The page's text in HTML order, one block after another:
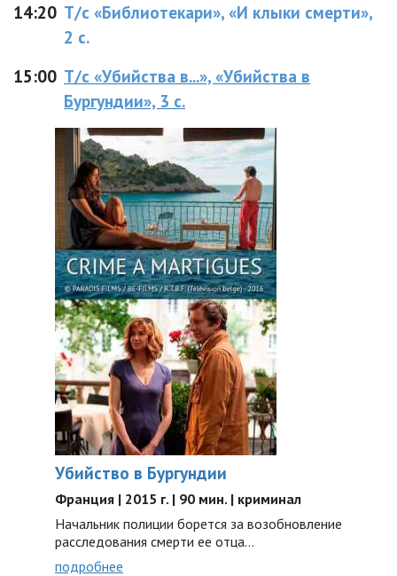
14:20 Т/с «Библиотекари», «И клыки смерти»,
2 с.
15:00 Т/с «Убийства в...», «Убийства в
Бургундии», 3 с.
Убийство в Бургундии
Франция | 2015 г. | 90 мин. | криминал
Начальник полиции борется за возобновление
расследования смерти ее отца…
подробнее